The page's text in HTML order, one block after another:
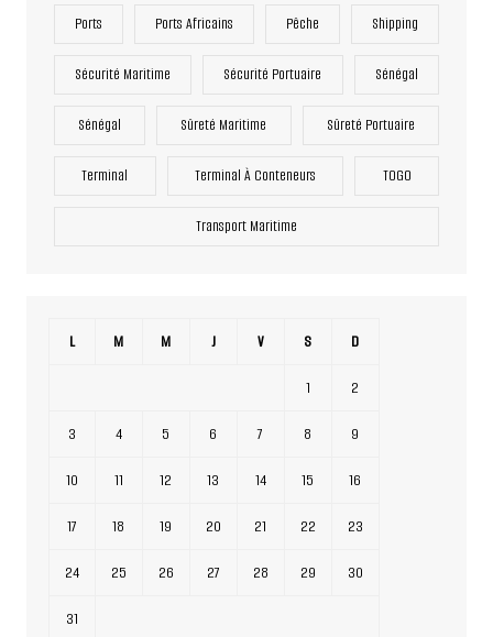
Ports Ports Africains Pêche Shipping
Sécurité Maritime Sécurité Portuaire Sénégal
Sénégal Sûreté Maritime Sûreté Portuaire
Terminal Terminal À Conteneurs TOGO
Transport Maritime
L M M J V S D
1 2
3 4 5 6 7 8 9
10 11 12 13 14 15 16
17 18 19 20 21 22 23
24 25 26 27 28 29 30
31